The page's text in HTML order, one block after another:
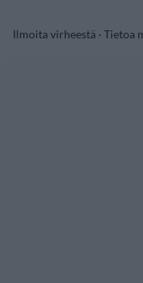
Ilmoita virheestä · Tietoa